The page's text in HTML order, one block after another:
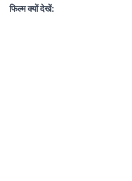
फिल्म क्यों देखें: